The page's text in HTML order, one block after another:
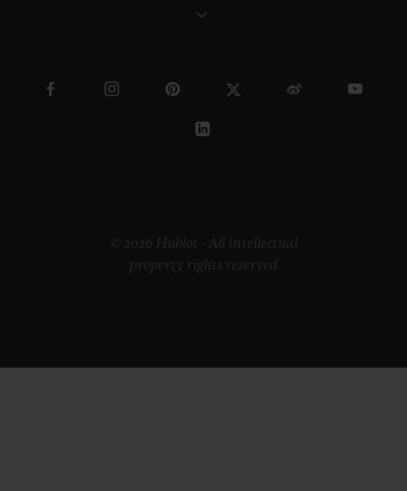
© 2026 Hublot - All intellectual
property rights reserved